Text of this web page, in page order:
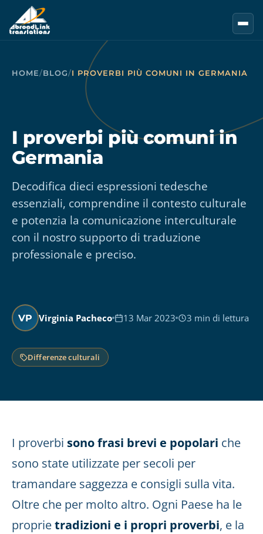
Vai al contenuto principale
HOME/BLOG/I PROVERBI PIÙ COMUNI IN GERMANIA
I proverbi più comuni in
Germania
Decodifica dieci espressioni tedesche
essenziali, comprendine il contesto culturale
e potenzia la comunicazione interculturale
con il nostro supporto di traduzione
professionale e preciso.
VP Virginia Pacheco 13 Mar 2023 3 min di lettura
Differenze culturali
I proverbi sono frasi brevi e popolari che
sono state utilizzate per secoli per
tramandare saggezza e consigli sulla vita.
Oltre che per molto altro. Ogni Paese ha le
proprietradizioni e i propri proverbi, e la